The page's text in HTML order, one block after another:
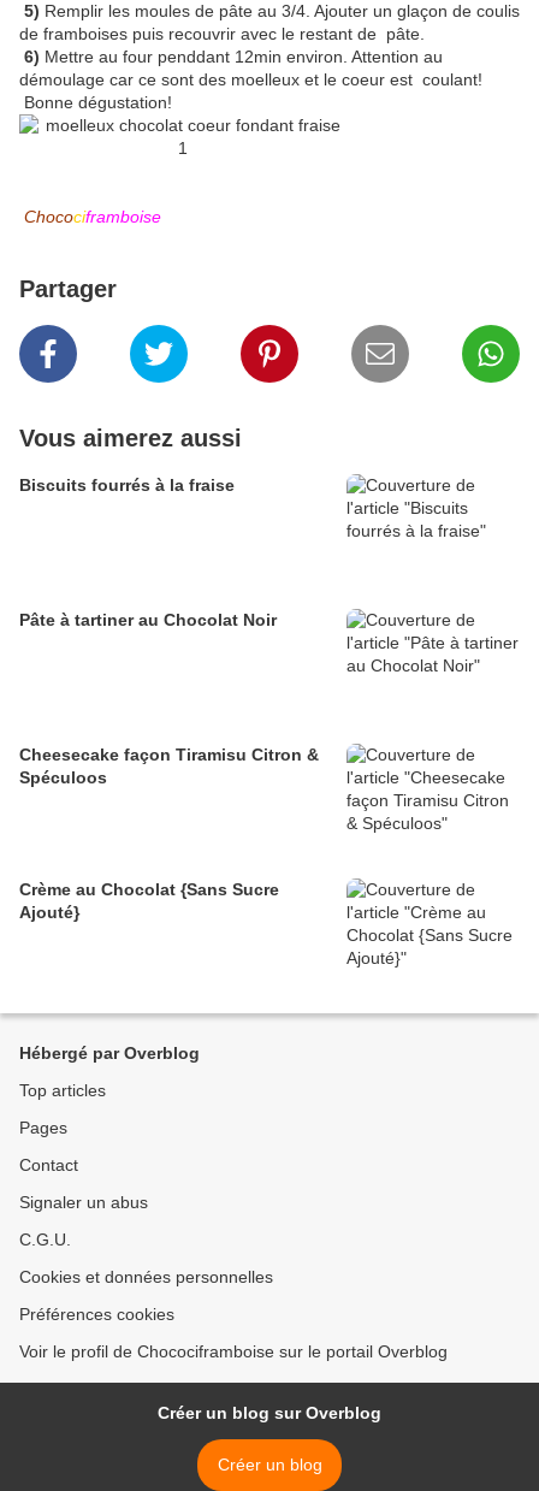
5) Remplir les moules de pâte au 3/4. Ajouter un glaçon de coulis
de framboises puis recouvrir avec le restant de pâte.
6) Mettre au four penddant 12min environ. Attention au
démoulage car ce sont des moelleux et le coeur est coulant!
Bonne dégustation!
Chocociframboise
Partager
Vous aimerez aussi
Biscuits fourrés à la fraise
Pâte à tartiner au Chocolat Noir
Cheesecake façon Tiramisu Citron &
Spéculoos
Crème au Chocolat {Sans Sucre
Ajouté}
Hébergé par Overblog
Top articles
Pages
Contact
Signaler un abus
C.G.U.
Cookies et données personnelles
Préférences cookies
Voir le profil de Chocociframboise sur le portail Overblog
Créer un blog sur Overblog
Créer un blog